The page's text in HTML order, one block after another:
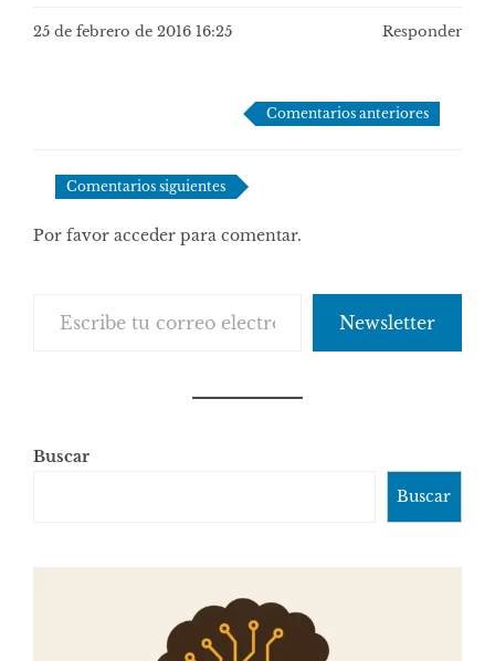
25 de febrero de 2016 16:25 Responder
comentarios
Comentarios anteriores
Comentarios siguientes
Por favor acceder para comentar.
Newsletter
Buscar
Buscar